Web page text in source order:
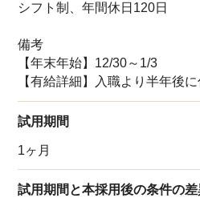
シフト制、年間休日120日
備考
【年末年始】12/30～1/3
【有給詳細】入職より半年後
試用期間
1ヶ月
試用期間と本採用後の条件の差